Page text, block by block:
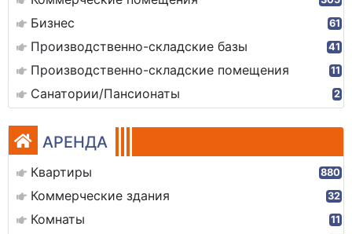
Бизнес 61
Производственно-складские базы 41
Производственно-складские помещения 11
Санатории/Пансионаты 2
АРЕНДА
Квартиры 880
Коммерческие здания 32
Комнаты 11